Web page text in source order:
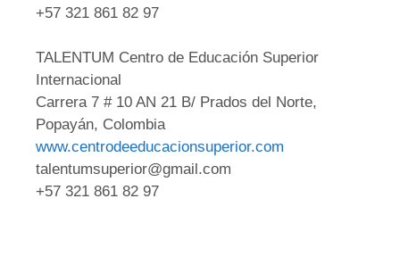
+57 321 861 82 97
TALENTUM Centro de Educación Superior
Internacional
Carrera 7 # 10 AN 21 B/ Prados del Norte,
Popayán, Colombia
www.centrodeeducacionsuperior.com
talentumsuperior@gmail.com
+57 321 861 82 97